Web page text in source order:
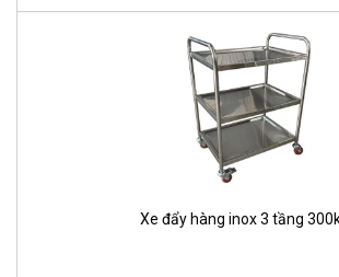
Xe đẩy hàng inox 3 tầng